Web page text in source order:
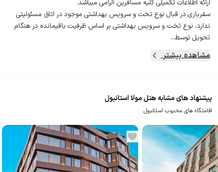
سفربازی در قبال نوع تخت و سرویس بهداشتی موجود در اتاق مسئولیتی
ندارد، نوع تخت و سرویس بهداشتی بر اساس ظرفیت باقیمانده در هنگام
تحویل توسط...
مشاهده بیشتر
پیشنهاد های مشابه هتل مولا استانبول
اقامتگاه های محبوب استانبول